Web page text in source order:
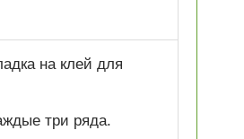
на клей для
три ряда.